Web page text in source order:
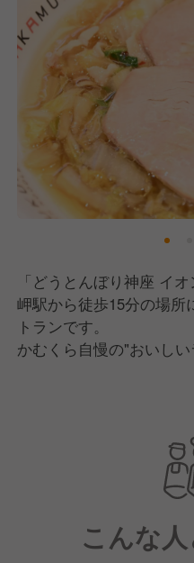
「どうとんぼり神座 イ
岬駅から徒歩15分の場所
トランです。
かむくら自慢の"おいし
タッフ一同頑張ってまい
【どうとんぼり神座につ
フレンチレストランのオ
た「誰もが毎日食べた
こんな